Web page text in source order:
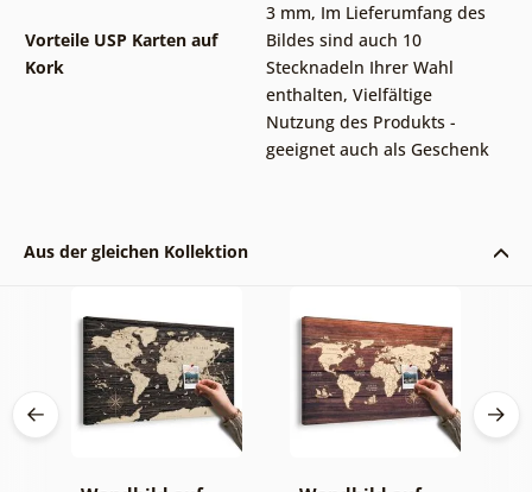
Vorteile USP Karten auf
Kork
3 mm, Im Lieferumfang des
Bildes sind auch 10
Stecknadeln Ihrer Wahl
enthalten, Vielfältige
Nutzung des Produkts -
geeignet auch als Geschenk
Aus der gleichen Kollektion